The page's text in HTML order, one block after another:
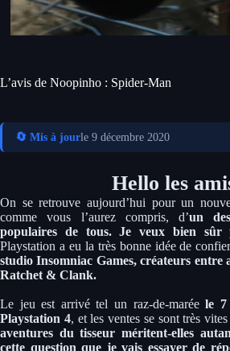
L’avis de Noopinho : Spider-Man
🔄 Mis à jourle 9 décembre 2020
Hello les
On se retrouve aujourd’hui pour un
comme vous l’aurez compris, d’un
populaires de tous. Je veux bien sûr
Playstation a eu la très bonne idée de
studio Insomniac Games, créateurs entre
Ratchet & Clank.
Le jeu est arrivé tel un raz-de-maréele 7
Playstation 4, et les ventes se sont très
aventures du tisseur méritent-elles
cette question que je vais essayer de